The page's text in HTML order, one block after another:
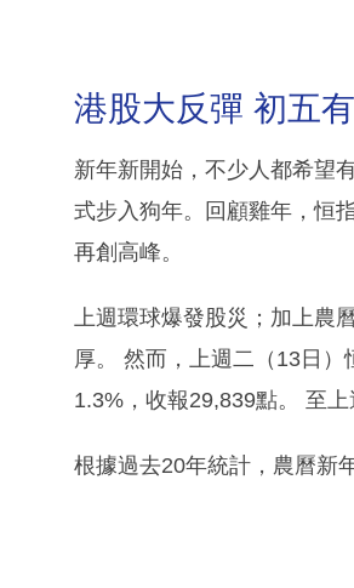
港股大反彈 初五
新年新開始，不少人都希望
式步入狗年。回顧雞年，恒
再創高峰。
上週環球爆發股災；加上農
厚。 然而，上週二（13日
1.3%，收報29,839點。 至
根據過去20年統計，農曆新